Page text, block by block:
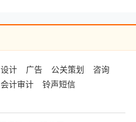
设计 广告 公关策划
咨询
会计审计
铃声短信